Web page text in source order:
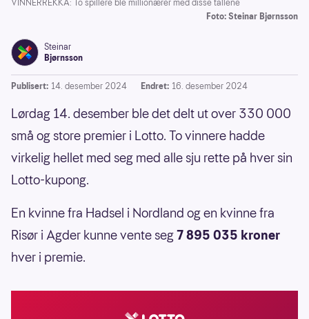
Foto: Steinar Bjørnsson
Steinar
Bjørnsson
Publisert: 14. desember 2024 Endret: 16. desember 2024
Lørdag 14. desember ble det delt ut over 330 000
små og store premier i Lotto. To vinnere hadde
virkelig hellet med seg med alle sju rette på hver sin
Lotto-kupong.
En kvinne fra Hadsel i Nordland og en kvinne fra
Risør i Agder kunne vente seg7 895 035 kroner
hver i premie.